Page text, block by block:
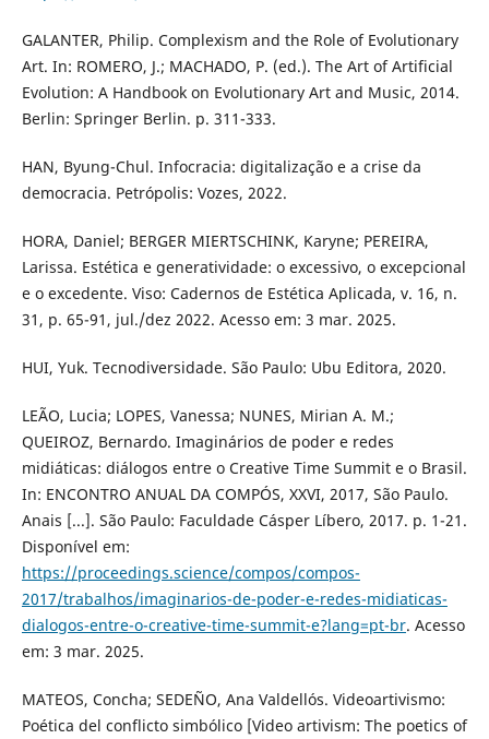
GALANTER, Philip. Complexism and the Role of Evolutionary
Art. In: ROMERO, J.; MACHADO, P. (ed.). The Art of Artificial
Evolution: A Handbook on Evolutionary Art and Music, 2014.
Berlin: Springer Berlin. p. 311-333.
HAN, Byung-Chul. Infocracia: digitalização e a crise da
democracia. Petrópolis: Vozes, 2022.
HORA, Daniel; BERGER MIERTSCHINK, Karyne; PEREIRA,
Larissa. Estética e generatividade: o excessivo, o excepcional
e o excedente. Viso: Cadernos de Estética Aplicada, v. 16, n.
31, p. 65-91, jul./dez 2022. Acesso em: 3 mar. 2025.
HUI, Yuk. Tecnodiversidade. São Paulo: Ubu Editora, 2020.
LEÃO, Lucia; LOPES, Vanessa; NUNES, Mirian A. M.;
QUEIROZ, Bernardo. Imaginários de poder e redes
midiáticas: diálogos entre o Creative Time Summit e o Brasil.
In: ENCONTRO ANUAL DA COMPÓS, XXVI, 2017, São Paulo.
Anais [...]. São Paulo: Faculdade Cásper Líbero, 2017. p. 1-21.
Disponível em:
https://proceedings.science/compos/compos-
2017/trabalhos/imaginarios-de-poder-e-redes-midiaticas-
dialogos-entre-o-creative-time-summit-e?lang=pt-br. Acesso
em: 3 mar. 2025.
MATEOS, Concha; SEDEÑO, Ana Valdellós. Videoartivismo:
Poética del conflicto simbólico [Video artivism: The poetics of